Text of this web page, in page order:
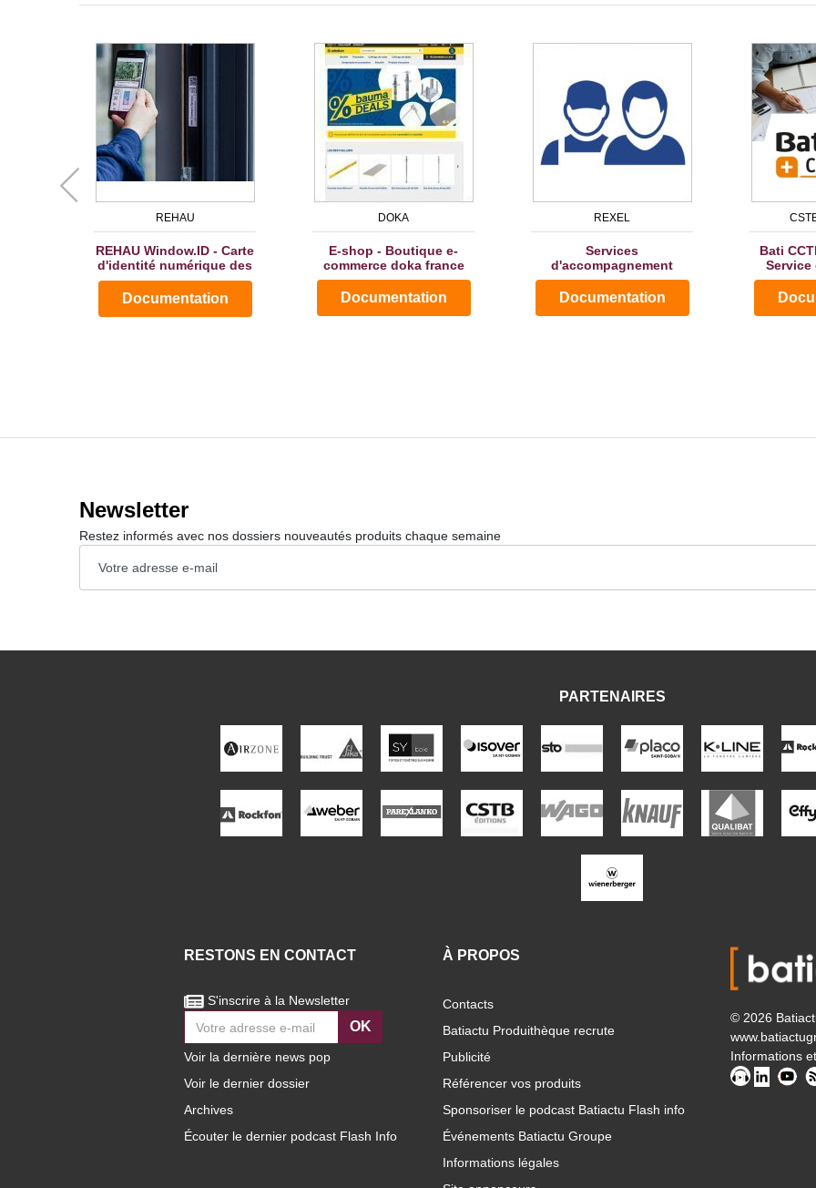
REHAU
REHAU Window.ID - Carte
d'identité numérique des
fenêtres
Documentation
DOKA
E-shop - Boutique e-
commerce doka france
Documentation
REXEL
Services
d'accompagnement
Documentation
Bati
Service
Newsletter
Restez informés avec nos dossiers nouveautés produits chaque semaine
PARTENAIRES
RESTONS EN CONTACT
S'inscrire à la Newsletter
OK
Voir la dernière news pop
Voir le dernier dossier
Archives
Écouter le dernier podcast Flash Info
À PROPOS
Contacts
Batiactu Produithèque recrute
Publicité
Référencer vos produits
Sponsoriser le podcast Batiactu Flash info
Événements Batiactu Groupe
Informations légales
© 2026
Informations